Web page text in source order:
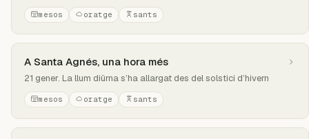
mesos oratge sants
A Santa Agnés, una hora més
21 gener. La llum diürna s’ha allargat des del solstici d’hivern
mesos oratge sants